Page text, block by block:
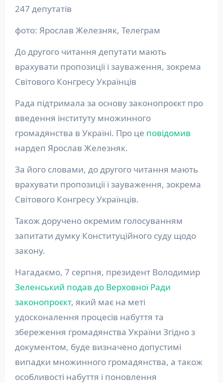
247 депутатів
фото: Ярослав Железняк, Телеграм
До другого читання депутати мають
врахувати пропозиції і зауваження, зокрема
Світового Конгресу Українців
Рада підтримала за основу законопроєкт про
введення інституту множинного
громадянства в Україні. Про це повідомив
нардеп Ярослав Железняк.
За його словами, до другого читання мають
врахувати пропозиції і зауваження, зокрема
Світового Конгресу Українців.
Також доручено окремим голосуванням
запитати думку Конституційного суду щодо
закону.
Нагадаємо, 7 серпня, президент Володимир
Зеленський подав до Верховної Ради
законопроєкт, який має на меті
удосконалення процесів набуття та
збереження громадянства України Згідно з
документом, буде визначено допустимі
випадки множинного громадянства, а також
особливості набуття і поновлення